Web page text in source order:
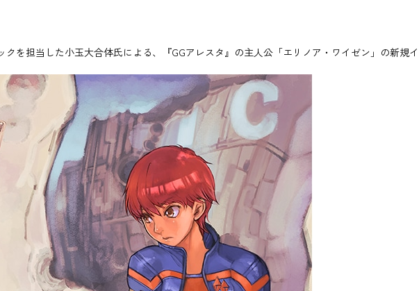
クを担当した小玉大合体氏による、『GGアレスタ』の主人公「エリノア・ワイゼン」の新規